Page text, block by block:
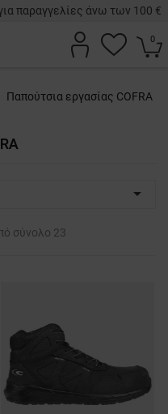
παραγγελίες άνω των 100 €
0
Παπούτσια εργασίας COFRA

σύνολο 23